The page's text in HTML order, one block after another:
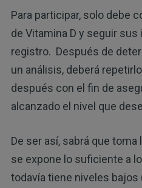
Para participar, solo debe
de Vitamina D y seguir
registro. Después de
un análisis, deberá
después con el fin de
alcanzado el nivel que
De ser así, sabrá que
se expone lo suficiente a
todavía tiene niveles bajos